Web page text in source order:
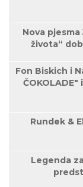
Nova
života“
Fon Biskich i
Rundek &
Legenda